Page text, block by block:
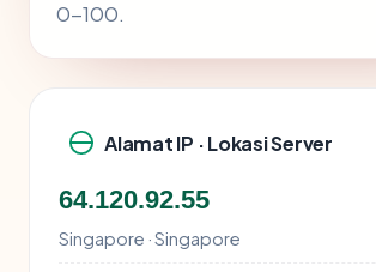
0-100.
Alamat IP · Lokasi Server
64.120.92.55
Singapore · Singapore